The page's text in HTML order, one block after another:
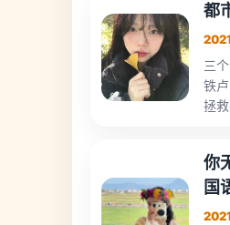
都
三
铁
拯救
你
国